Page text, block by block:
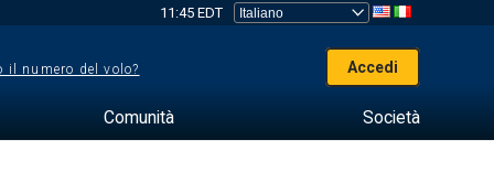
11:45 EDT
il numero del volo? Accedi
Comunità Società